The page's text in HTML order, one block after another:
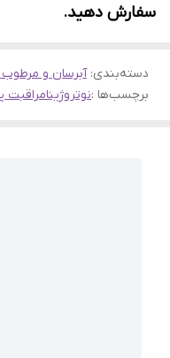
سفارش دهید.
دسته‌بندی:آبرسان و مرطوب
برچسب‌ها :نوتروژینا